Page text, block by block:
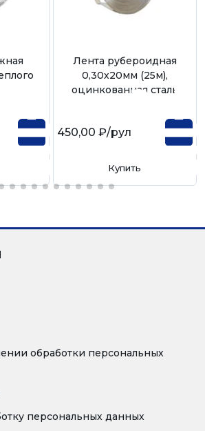
Лента рубероидная
0,30х20мм (25м),
оцинкованная сталь
450,00 ₽/рул
Купить
обработки персональных
персональных данных